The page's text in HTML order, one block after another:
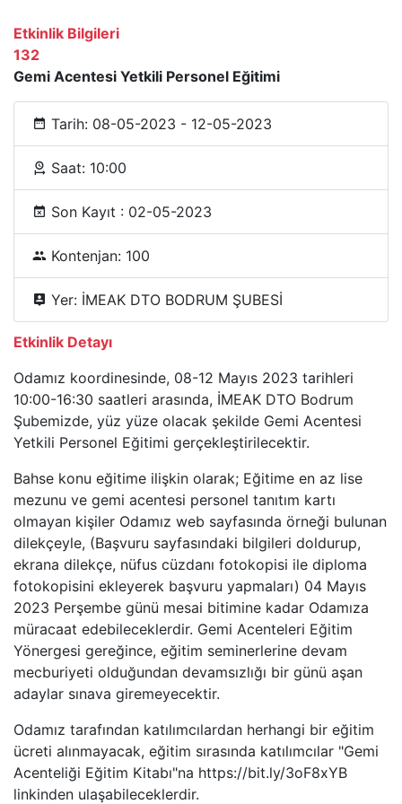
Etkinlik Bilgileri
132
Gemi Acentesi Yetkili Personel Eğitimi
Tarih: 08-05-2023 - 12-05-2023
Saat: 10:00
Son Kayıt : 02-05-2023
Kontenjan: 100
Yer: İMEAK DTO BODRUM ŞUBESİ
Etkinlik Detayı
Odamız koordinesinde, 08-12 Mayıs 2023 tarihleri
10:00-16:30 saatleri arasında, İMEAK DTO Bodrum
Şubemizde, yüz yüze olacak şekilde Gemi Acentesi
Yetkili Personel Eğitimi gerçekleştirilecektir.
Bahse konu eğitime ilişkin olarak; Eğitime en az lise
mezunu ve gemi acentesi personel tanıtım kartı
olmayan kişiler Odamız web sayfasında örneği bulunan
dilekçeyle, (Başvuru sayfasındaki bilgileri doldurup,
ekrana dilekçe, nüfus cüzdanı fotokopisi ile diploma
fotokopisini ekleyerek başvuru yapmaları) 04 Mayıs
2023 Perşembe günü mesai bitimine kadar Odamıza
müracaat edebileceklerdir. Gemi Acenteleri Eğitim
Yönergesi gereğince, eğitim seminerlerine devam
mecburiyeti olduğundan devamsızlığı bir günü aşan
adaylar sınava giremeyecektir.
Odamız tarafından katılımcılardan herhangi bir eğitim
ücreti alınmayacak, eğitim sırasında katılımcılar "Gemi
Acenteliği Eğitim Kitabı"na https://bit.ly/3oF8xYB
linkinden ulaşabileceklerdir.